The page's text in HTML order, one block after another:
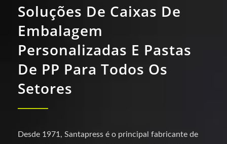
Soluções De Caixas De
Embalagem
Personalizadas E Pastas
De PP Para Todos Os
Setores
Desde 1971, Santapress é o principal fabricante de